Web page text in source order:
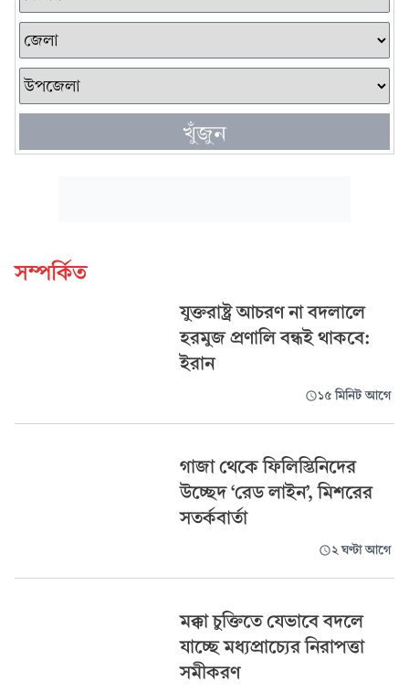
খুঁজুন
সম্পর্কিত
যুক্তরাষ্ট্র আচরণ না বদলালে
হরমুজ প্রণালি বন্ধই থাকবে:
ইরান
১৫ মিনিট আগে
গাজা থেকে ফিলিস্তিনিদের
উচ্ছেদ ‘রেড লাইন’, মিশরের
সতর্কবার্তা
২ ঘণ্টা আগে
মক্কা চুক্তিতে যেভাবে বদলে
যাচ্ছে মধ্যপ্রাচ্যের নিরাপত্তা
সমীকরণ